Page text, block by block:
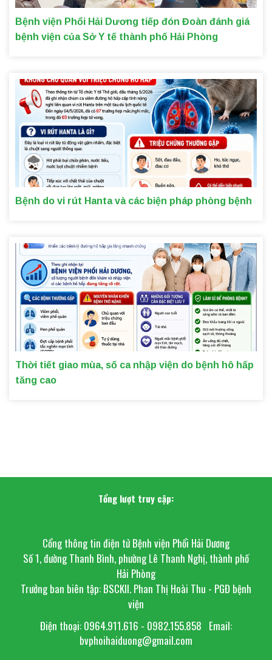
Bệnh viện Phổi Hải Dương tiếp đón Đoàn đánh giá
bệnh viện của Sở Y tế thành phố Hải Phòng
Bệnh do vi rút Hanta và các biện pháp phòng bệnh
Thời tiết giao mùa, số ca nhập viện do bệnh hô hấp
tăng cao
Tổng lượt truy cập:
Cổng thông tin điện tử Bệnh viện Phổi Hải Dương
Số 1, đường Thanh Bình, phường Lê Thanh Nghị, thành phố
Hải Phòng
Trưởng ban biên tập: BSCKII. Phan Thị Hoài Thu - PGĐ bệnh
viện
Điện thoại: 0964.911.616 - 0982.155.858 Email:
bvphoihaiduong@gmail.com